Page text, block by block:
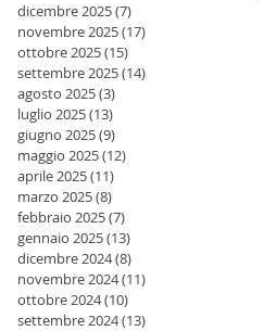
dicembre 2025(7)
novembre 2025(17)
ottobre 2025(15)
settembre 2025(14)
agosto 2025(3)
luglio 2025(13)
giugno 2025(9)
maggio 2025(12)
aprile 2025(11)
marzo 2025(8)
febbraio 2025(7)
gennaio 2025(13)
dicembre 2024(8)
novembre 2024(11)
ottobre 2024(10)
settembre 2024(13)